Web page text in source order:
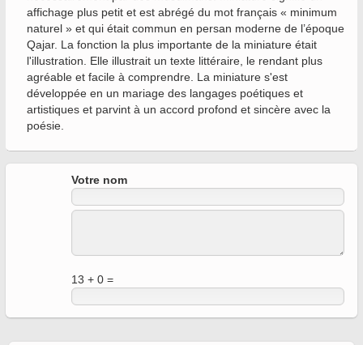
affichage plus petit et est abrégé du mot français « minimum
naturel » et qui était commun en persan moderne de l’époque
Qajar. La fonction la plus importante de la miniature était
l'illustration. Elle illustrait un texte littéraire, le rendant plus
agréable et facile à comprendre. La miniature s'est
développée en un mariage des langages poétiques et
artistiques et parvint à un accord profond et sincère avec la
poésie.
Votre nom
13 + 0 =